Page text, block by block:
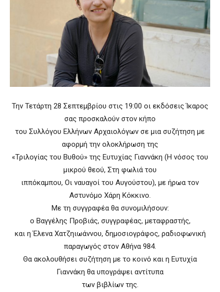
Την Τετάρτη 28 Σεπτεμβρίου στις 19:00 οι εκδόσεις Ίκαρος
σας προσκαλούν στον κήπο
του Συλλόγου Ελλήνων Αρχαιολόγων σε μια συζήτηση με
αφορμή την ολοκλήρωση της
«Τριλογίας του Βυθού» της Ευτυχίας Γιαννάκη (Η νόσος του
μικρού θεού, Στη φωλιά του
ιππόκαμπου, Οι ναυαγοί του Αυγούστου), με ήρωα τον
Αστυνόμο Χάρη Κόκκινο.
Με τη συγγραφέα θα συνομιλήσουν:
ο Βαγγέλης Προβιάς, συγγραφέας, μεταφραστής,
και η Έλενα Χατζηιωάννου, δημοσιογράφος, ραδιοφωνική
παραγωγός στον Αθήνα 984.
Θα ακολουθήσει συζήτηση με το κοινό και η Ευτυχία
Γιαννάκη θα υπογράψει αντίτυπα
των βιβλίων της.